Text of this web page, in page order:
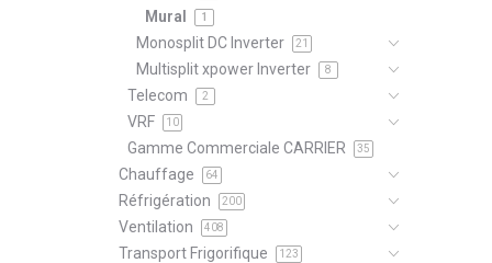
Mural 1
Monosplit DC Inverter 21
Multisplit xpower Inverter 8
Telecom 2
VRF 10
Gamme Commerciale CARRIER 35
Chauffage 64
Réfrigération 200
Ventilation 408
Transport Frigorifique 123